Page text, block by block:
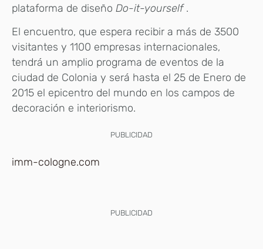
plataforma de diseño Do-it-yourself.
El encuentro, que espera recibir a más de 3500
visitantes y 1100 empresas internacionales,
tendrá un amplio programa de eventos de la
ciudad de Colonia y será hasta el 25 de Enero de
2015 el epicentro del mundo en los campos de
decoración e interiorismo.
PUBLICIDAD
imm-cologne.com
PUBLICIDAD